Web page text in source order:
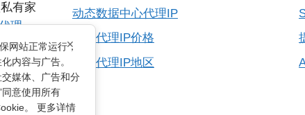
有家
理
持
种多国
制并
种方
动态数据中心代理IP
海外代理IP价格
所有代理IP地区
×
网站正常运行，
内容与广告。
媒体、广告和分
同意使用所有
。 更多详情